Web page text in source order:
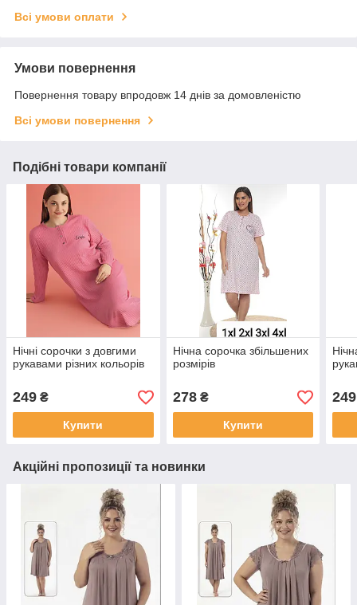
Всі умови оплати
Умови повернення
Повернення товару впродовж 14 днів за домовленістю
Всі умови повернення
Подібні товари компанії
Нічні сорочки з довгими
рукавами різних кольорів
249 ₴
Купити
Нічна сорочка збільшених
розмірів
278₴
Купити
249
Акційні пропозиції та новинки